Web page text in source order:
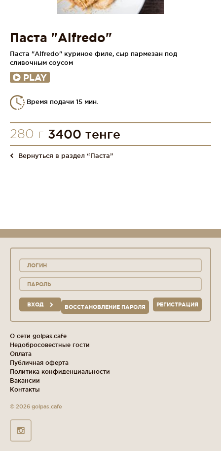
Паста "Alfredo"
Паста "Аlfredo" куриное филе, сыр пармезан под
сливочным соусом
PLAY
Время подачи 15 мин.
280 г 3400 тенге
Вернуться в раздел “Паста”
ВХОД РЕГИСТРАЦИЯ
ВОССТАНОВЛЕНИЕ ПАРОЛЯ
О сети golpas.cafe
Недобросовестные гости
Оплата
Публичная оферта
Политика конфиденциальности
Вакансии
Контакты
© 2026 golpas.cafe